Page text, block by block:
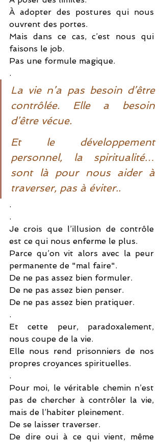
À adopter des postures qui nous
ouvrent des portes.
Mais dans ce cas, c’est nous qui
faisons le job.
Pas une formule magique.
.
La vie n’a pas besoin d’être
contrôlée. Elle a besoin
d’être vécue.
Et le développement
personnel, la spiritualité…
sont là pour nous aider à
traverser, pas à éviter..
.
.
Je crois que l’illusion de contrôle
est ce qui nous enferme le plus.
Parce qu’on vit alors avec la peur
permanente de "mal faire".
De ne pas assez bien formuler.
De ne pas assez bien penser.
De ne pas assez bien pratiquer.
.
Et cette peur, paradoxalement,
nous coupe de la vie.
Elle nous rend prisonniers de nos
propres croyances spirituelles.
.
Pour moi, le véritable chemin n’est
pas de chercher à contrôler la vie,
mais de l’habiter pleinement.
De se laisser traverser.
De dire oui à ce qui vient, même